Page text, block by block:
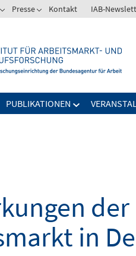
Presse Kontakt IAB-
PUBLIKATIONEN
in